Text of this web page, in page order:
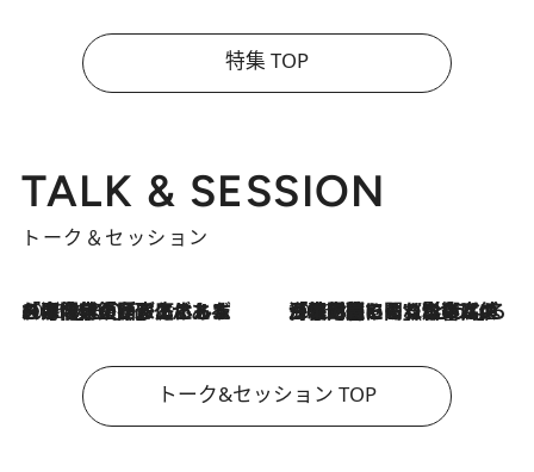
特集 TOP
TALK & SESSION
トーク＆セッション
2026.8.3
「今後値上げがあるとすれば…」「リスクがあるのは今年の冬」エネルギー専門家が語る、ホルムズ海峡封鎖が家庭にもたらす“ある心配” 2026.8.3
「住宅建てられない…」「サーチャージ料の高値が続いている」ホルムズ海峡封鎖による影響はいつまで続く？《エネルギー専門家に聞く“どうなる日本の暮らし”》
トーク&セッション TOP